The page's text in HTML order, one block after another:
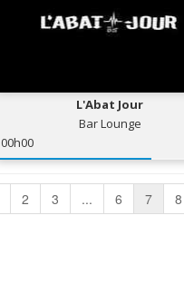
L'Abat Jour
Bar Lounge
00h00
2 3 ... 6 7 8